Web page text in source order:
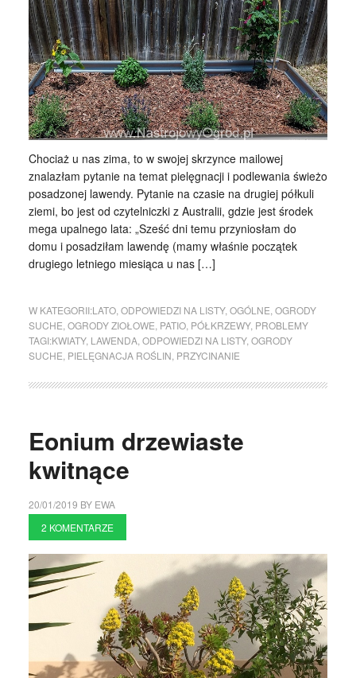
Chociaż u nas zima, to w swojej skrzynce mailowej
znalazłam pytanie na temat pielęgnacji i podlewania świeżo
posadzonej lawendy. Pytanie na czasie na drugiej półkuli
ziemi, bo jest od czytelniczki z Australii, gdzie jest środek
mega upalnego lata: „Sześć dni temu przyniosłam do
domu i posadziłam lawendę (mamy właśnie początek
drugiego letniego miesiąca u nas […]
W KATEGORII:LATO, ODPOWIEDZI NA LISTY, OGÓLNE OGRODY
SUCHE OGRODY ZIOŁOWE PATIO, PÓŁKRZEWY, PROBLEMY
TAGI:KWIATY, LAWENDA, ODPOWIEDZI NA LISTY, OGRODY
SUCHE PIELĘGNACJA ROŚLIN PRZYCINANIE
Eonium drzewiaste
kwitnące
20/01/2019 BY EWA
2 KOMENTARZE